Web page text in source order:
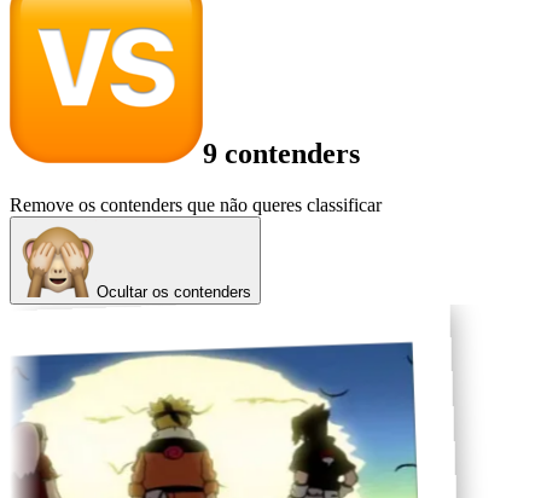
9 contenders
Remove os contenders que não queres classificar
Ocultar os contenders